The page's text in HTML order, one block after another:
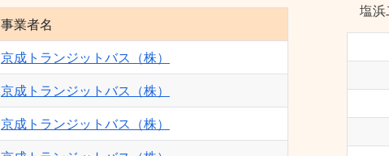
事業者名
京成トランジットバス（株）
京成トランジットバス（株）
京成トランジットバス（株）
塩浜